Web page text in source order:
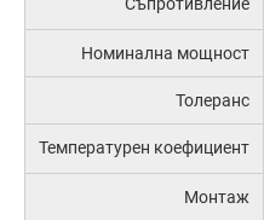
Номинална мощност
Толеранс
Температурен коефициент
Монтаж